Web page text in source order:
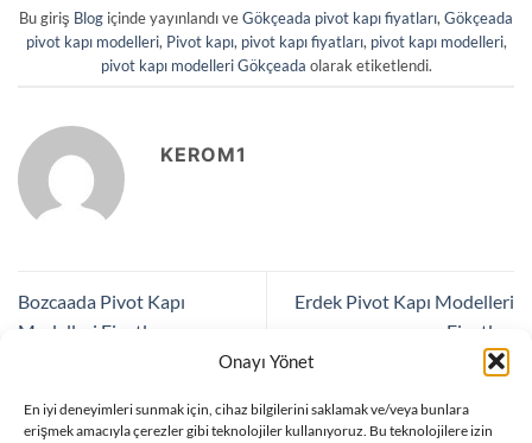
Onayı Yönet
En iyi deneyimleri sunmak için, cihaz bilgilerini saklamak ve/veya bunlara
erişmek amacıyla çerezler gibi teknolojiler kullanıyoruz. Bu teknolojilere izin
Bu giriş Blog içinde yayınlandı veGökçeada pivot kapı fiyatları, Gökçeada
pivot kapı modelleri, Pivot kapı, pivot kapı fiyatları, pivot kapı modelleri,
pivot kapı modelleri Gökçeada olarak etiketlendi.
KEROM1
Bozcaada Pivot Kapı
Modelleri Fiyatları
Erdek Pivot Kapı Modelleri
Fiyatları
Bir yanıt yazın